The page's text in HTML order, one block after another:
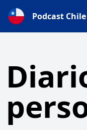
Podcast Chile